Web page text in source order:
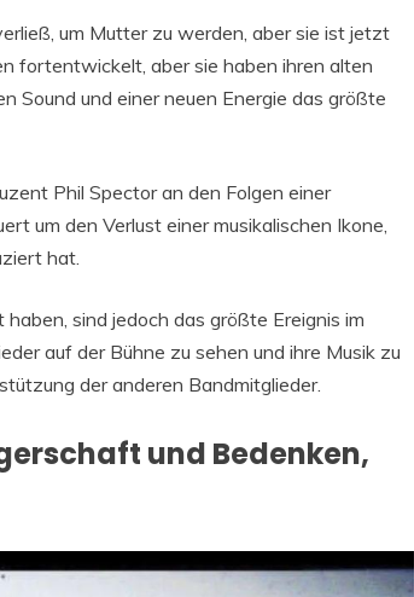
um Mutter zu werden, aber sie ist jetzt
fortentwickelt, aber sie haben ihren alten
Sound und einer neuen Energie das größte
Phil Spector an den Folgen einer
um den Verlust einer musikalischen Ikone,
hat.
sind jedoch das größte Ereignis im
auf der Bühne zu sehen und ihre Musik zu
der anderen Bandmitglieder.
und Bedenken,